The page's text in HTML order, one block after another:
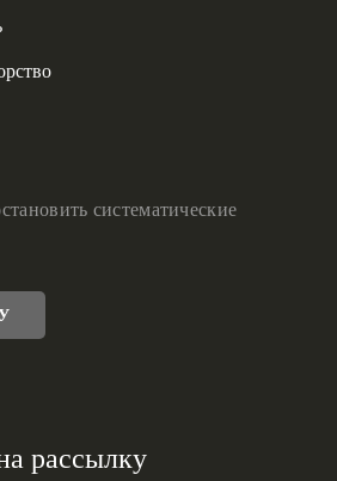
систематические
рассылку